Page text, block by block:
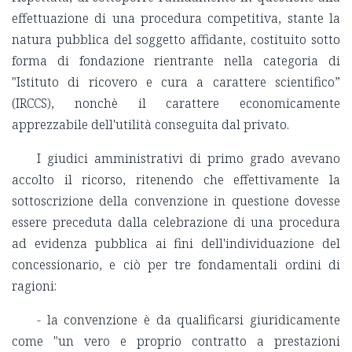
effettuazione di una procedura competitiva, stante la
natura pubblica del soggetto affidante, costituito sotto
forma di fondazione rientrante nella categoria di
"Istituto di ricovero e cura a carattere scientifico”
(IRCCS), nonchè il carattere economicamente
apprezzabile dell'utilità conseguita dal privato.
I giudici amministrativi di primo grado avevano
accolto il ricorso, ritenendo che effettivamente la
sottoscrizione della convenzione in questione dovesse
essere preceduta dalla celebrazione di una procedura
ad evidenza pubblica ai fini dell'individuazione del
concessionario, e ciò per tre fondamentali ordini di
ragioni:
- la convenzione è da qualificarsi giuridicamente
come "un vero e proprio contratto a prestazioni